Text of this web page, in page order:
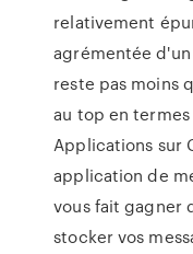
relativement
agrémentée
reste pas moins
au top en
Applications sur
application de
vous fait gagner
stocker vos